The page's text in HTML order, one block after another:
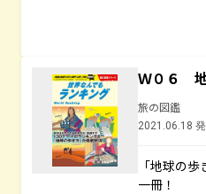
Ｗ０６ 地
旅の図鑑
2021.06.18
「地球の
一冊！